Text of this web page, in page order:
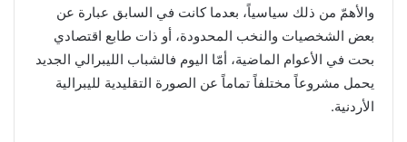
والأهمّ من ذلك سياسياً، بعدما كانت في السابق عبارة عن
بعض الشخصيات والنخب المحدودة، أو ذات طابع اقتصادي
بحت في الأعوام الماضية، أمّا اليوم فالشباب الليبرالي الجديد
يحمل مشروعاً مختلفاً تماماً عن الصورة التقليدية لليبرالية
الأردنية.